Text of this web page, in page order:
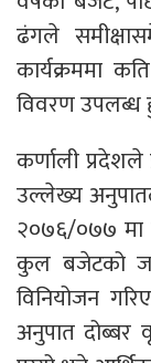
ढंगले
कार्यक्रममा
विवरण उपलब्ध
कर्णाली
उल्लेख्य
२०७६/०७७ मा
कुल बजेटको
विनियोजन
अनुपात